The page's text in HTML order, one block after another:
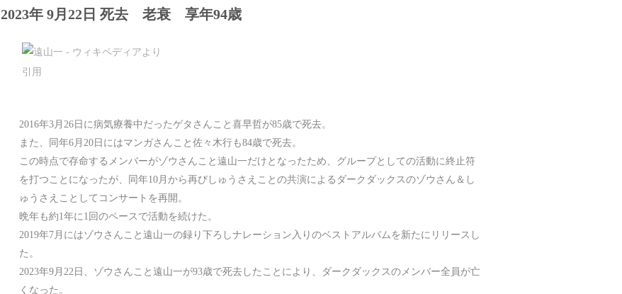
2023年 9月22日 死去
老衰 享年94歳
2016年3月26日に病気療養中だったゲタさんこと喜早哲が85歳で死去。
また、同年6月20日にはマンガさんこと佐々木行も84歳で死去。
この時点で存命するメンバーがゾウさんこと遠山一だけとなったため、グループとしての活動に終止符
を打つことになったが、同年10月から再びしゅうさえことの共演によるダークダックスのゾウさん＆し
ゅうさえことしてコンサートを再開。
晩年も約1年に1回のペースで活動を続けた。
2019年7月にはゾウさんこと遠山一の録り下ろしナレーション入りのベストアルバムを新たにリリースし
た。
2023年9月22日、ゾウさんこと遠山一が93歳で死去したことにより、ダークダックスのメンバー全員が亡
くなった。